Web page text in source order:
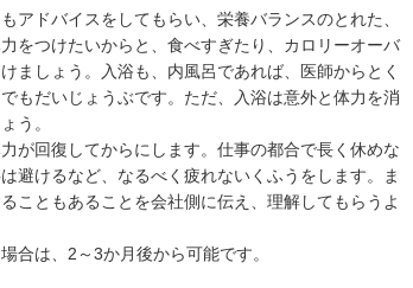
ドバイスをしてもらい、栄養バランスのとれた、
をつけたいからと、食べすぎたり、カロリーオーバ
ましょう。入浴も、内風呂であれば、医師からとく
もだいじょうぶです。ただ、入浴は意外と体力を消
う。
が回復してからにします。仕事の都合で長く休めな
避けるなど、なるべく疲れないくふうをします。ま
こともあることを会社側に伝え、理解してもらうよ
合は、2～3か月後から可能です。